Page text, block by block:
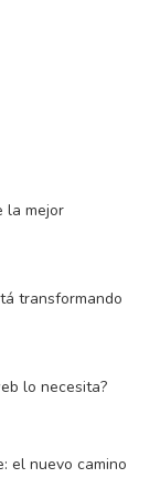
la mejor
transformando
lo necesita?
el nuevo camino